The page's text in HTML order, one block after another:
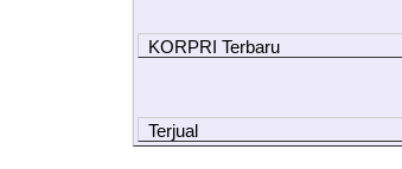
KORPRI Terbaru
Terjual